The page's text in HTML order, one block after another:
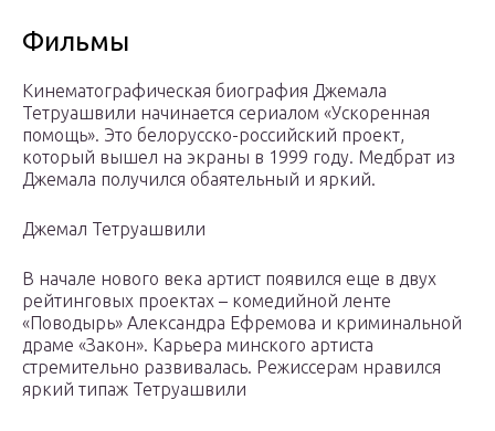
Фильмы
Кинематографическая биография Джемала
Тетруашвили начинается сериалом «Ускоренная
помощь». Это белорусско-российский проект,
который вышел на экраны в 1999 году. Медбрат из
Джемала получился обаятельный и яркий.
Джемал Тетруашвили
В начале нового века артист появился еще в двух
рейтинговых проектах – комедийной ленте
«Поводырь» Александра Ефремова и криминальной
драме «Закон». Карьера минского артиста
стремительно развивалась. Режиссерам нравился
яркий типаж Тетруашвили